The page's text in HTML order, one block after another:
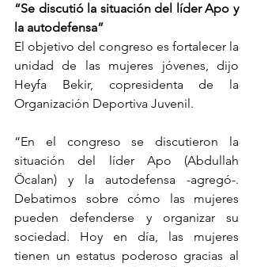
“Se discutió la situación del líder Apo y
la autodefensa”
El objetivo del congreso es fortalecer la
unidad de las mujeres jóvenes, dijo
Heyfa Bekir, copresidenta de la
Organización Deportiva Juvenil.
“En el congreso se discutieron la
situación del líder Apo (Abdullah
Öcalan) y la autodefensa -agregó-.
Debatimos sobre cómo las mujeres
pueden defenderse y organizar su
sociedad. Hoy en día, las mujeres
tienen un estatus poderoso gracias al